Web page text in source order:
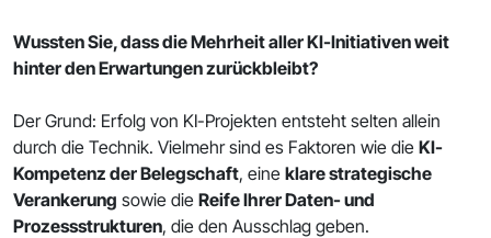
Wussten Sie, dass die Mehrheit aller KI-Initiativen weit
hinter den Erwartungen zurückbleibt?
Der Grund: Erfolg von KI-Projekten entsteht selten allein
durch die Technik. Vielmehr sind es Faktoren wie die KI-
Kompetenz der Belegschaft, eine klare strategische
Verankerung sowie die Reife Ihrer Daten- und
Prozessstrukturen, die den Ausschlag geben.